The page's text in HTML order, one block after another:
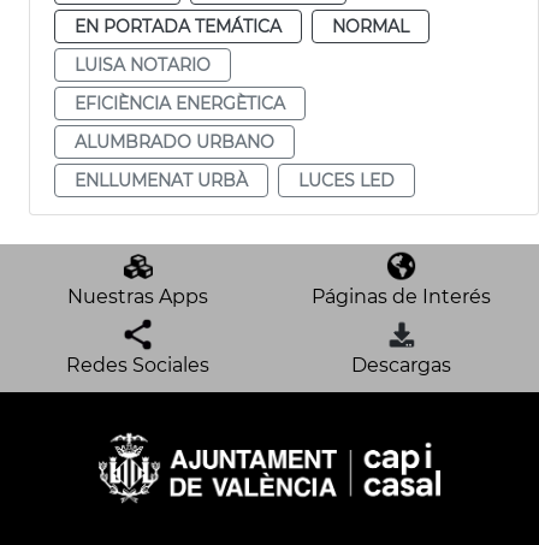
EN PORTADA TEMÁTICA
NORMAL
LUISA NOTARIO
EFICIÈNCIA ENERGÈTICA
ALUMBRADO URBANO
ENLLUMENAT URBÀ
LUCES LED
Nuestras Apps Páginas de Interés
Redes Sociales Descargas